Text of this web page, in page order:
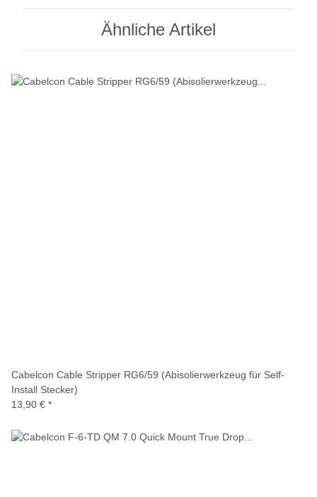
Ähnliche Artikel
Cabelcon Cable Stripper RG6/59 (Abisolierwerkzeug für Self-
Install Stecker)
13,90 € *